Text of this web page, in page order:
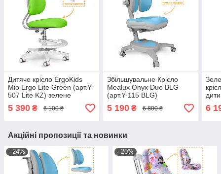
Дитяче крісло ErgoKids
Mio Ergo Lite Green (арт.Y-
507 Lite KZ) зелене
5 390 ₴ 6 100 ₴
Збільшувальне Крісло
Mealux Onyx Duo BLG
(арт.Y-115 BLG)
5 190₴ 6 800 ₴ 6
Акційні пропозиції та новинки
–24% –20%